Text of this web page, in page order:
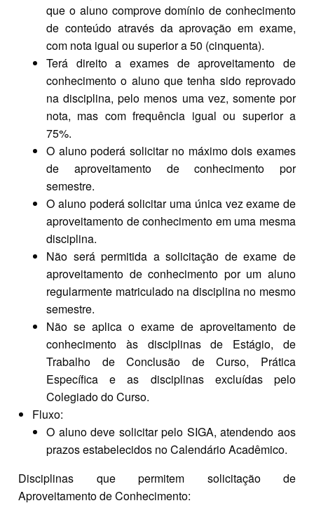
que o aluno comprove domínio de conhecimento
de conteúdo através da aprovação em exame,
com nota igual ou superior a 50 (cinquenta).
Terá direito a exames de aproveitamento de
conhecimento o aluno que tenha sido reprovado
na disciplina, pelo menos uma vez, somente por
nota, mas com frequência igual ou superior a
75%.
O aluno poderá solicitar no máximo dois exames
de aproveitamento de conhecimento por
semestre.
O aluno poderá solicitar uma única vez exame de
aproveitamento de conhecimento em uma mesma
disciplina.
Não será permitida a solicitação de exame de
aproveitamento de conhecimento por um aluno
regularmente matriculado na disciplina no mesmo
semestre.
Não se aplica o exame de aproveitamento de
conhecimento às disciplinas de Estágio, de
Trabalho de Conclusão de Curso, Prática
Específica e as disciplinas excluídas pelo
Colegiado do Curso.
Fluxo:
O aluno deve solicitar pelo SIGA, atendendo aos
prazos estabelecidos no Calendário Acadêmico.
Disciplinas que permitem solicitação de
Aproveitamento de Conhecimento: